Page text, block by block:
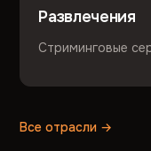
Развлечения
Стриминговые
Все отрасли →